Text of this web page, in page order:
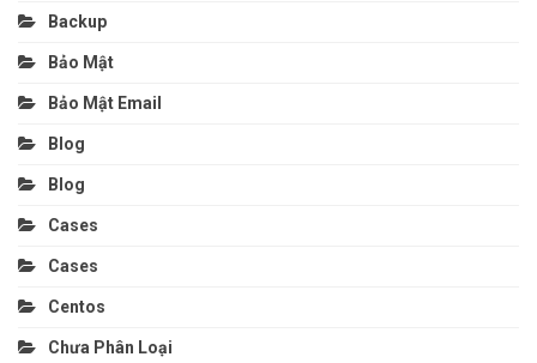
Backup
Bảo Mật
Bảo Mật Email
Blog
Blog
Cases
Cases
Centos
Chưa Phân Loại